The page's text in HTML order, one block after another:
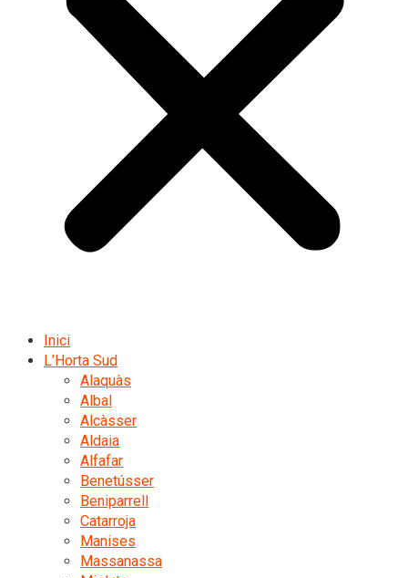
Inici
L’Horta Sud
Alaquàs
Albal
Alcàsser
Aldaia
Alfafar
Benetússer
Beniparrell
Catarroja
Manises
Massanassa